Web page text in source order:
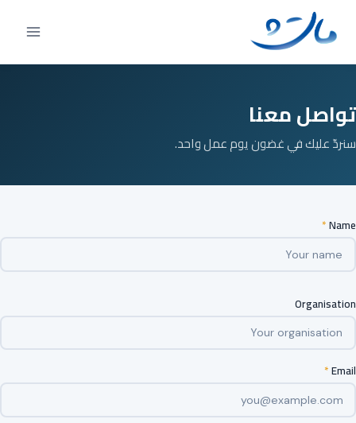
content
تواصل معنا
سنردّ عليك في غضون يوم عمل واحد.
Name
*
Organisation
Email
*